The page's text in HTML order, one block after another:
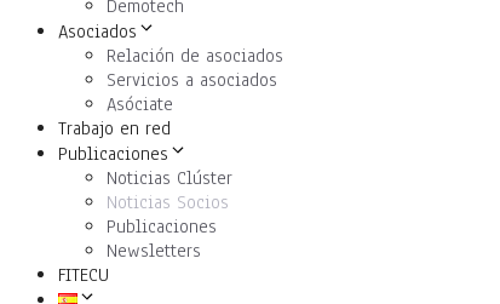
Demotech
Asociados
Relación de asociados
Servicios a asociados
Asóciate
Trabajo en red
Publicaciones
Noticias Clúster
Noticias Socios
Publicaciones
Newsletters
FITECU